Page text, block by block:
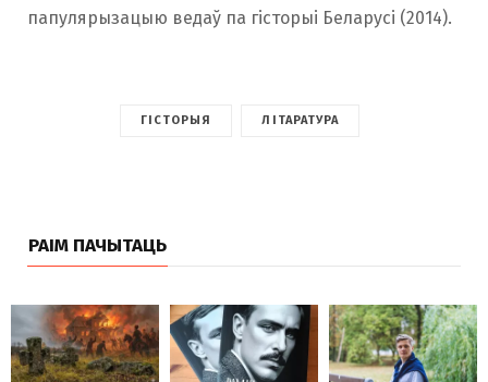
папулярызацыю ведаў па гісторыі Беларусі (2014).
ГІСТОРЫЯ ЛІТАРАТУРА
РАІМ ПАЧЫТАЦЬ